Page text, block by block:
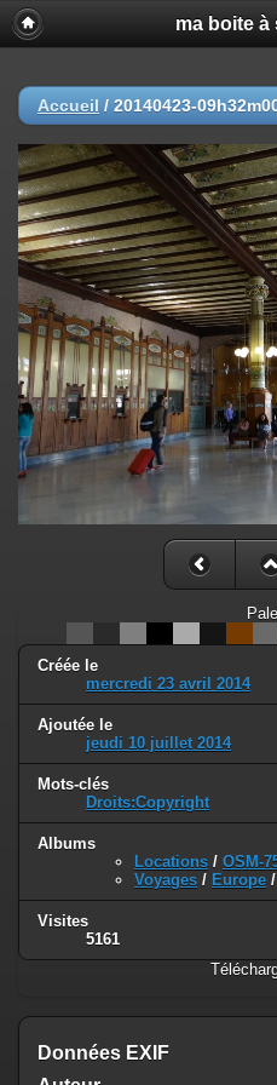
ma boite
Accueil / 20140423-
Créée le
mercredi 23 avril 2014
Ajoutée le
jeudi 10 juillet 2014
Mots-clés
Droits:Copyright
Albums
Locations / OSM-
Voyages / Europe /
Visites
5161
Données EXIF